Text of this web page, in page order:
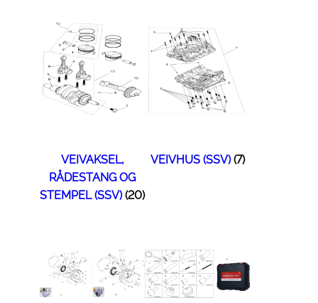
VEIVAKSEL,
RÅDESTANG OG
STEMPEL (SSV)(20)
VEIVHUS (SSV)(7)